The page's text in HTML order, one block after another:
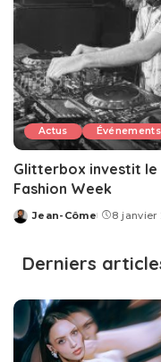
Actus Événements
Glitterbox investit le
Fashion Week
Posted
Jean-Côme 8 janvier
Derniers